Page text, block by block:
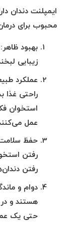
ایمپلنت دندان
محبوب برای
بهبود ظاهر
زیبایی
عملکرد
راحتی غذا
استخوان
عمل
حفظ
رفتن
رفتن
دوام و
هستند و
حتی یک